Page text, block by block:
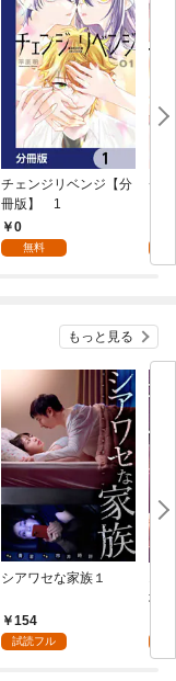
チェンジリベンジ【分
冊版】 1
0
無料
チ
もっと見る
シアワセな家族１
154
試読フル
地